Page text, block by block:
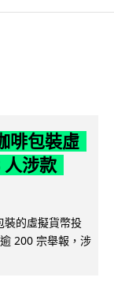
啡包裝虛
人涉款
裝的虛擬貨幣投
200 宗舉報，涉